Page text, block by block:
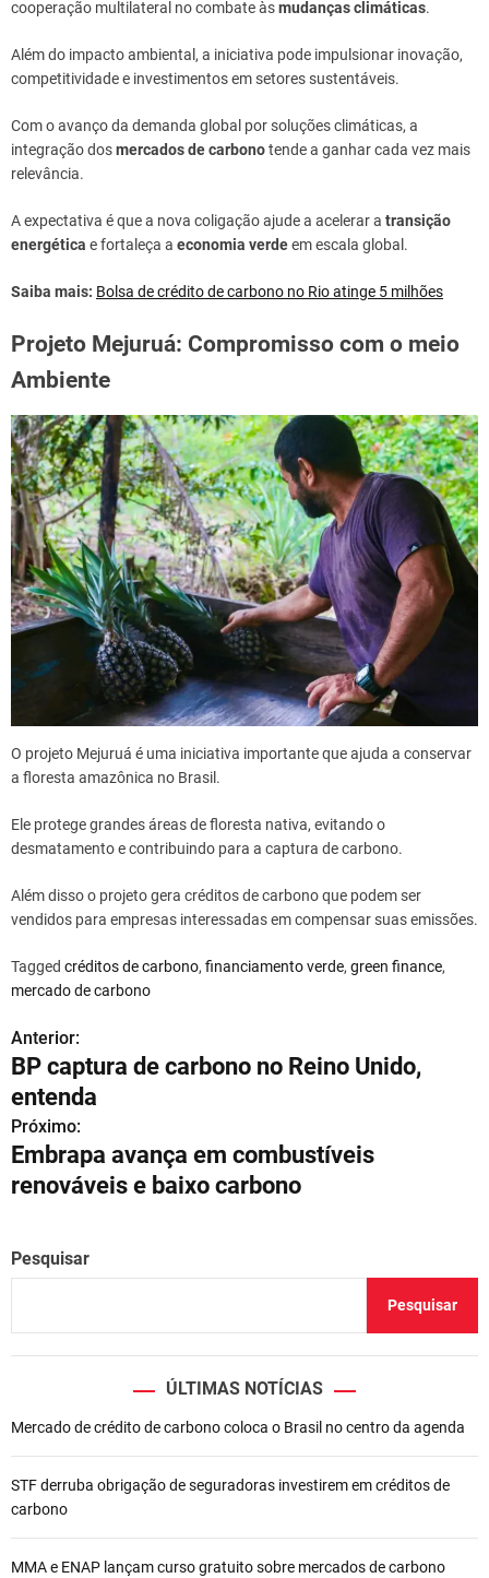
cooperação multilateral no combate àsmudanças climáticas.
Além do impacto ambiental, a iniciativa pode impulsionar inovação,
competitividade e investimentos em setores sustentáveis.
Com o avanço da demanda global por soluções climáticas, a
integração dosmercados de carbonotende a ganhar cada vez mais
relevância.
A expectativa é que a nova coligação ajude a acelerar a transição
energética e fortaleça a economia verdeem escala global.
Saiba mais: Bolsa de crédito de carbono no Rio atinge 5 milhões
Projeto Mejuruá: Compromisso com o meio
Ambiente
O projeto Mejuruá é uma iniciativa importante que ajuda a conservar
a floresta amazônica no Brasil.
Ele protege grandes áreas de floresta nativa, evitando o
desmatamento e contribuindo para a captura de carbono.
Além disso o projeto gera créditos de carbono que podem ser
vendidos para empresas interessadas em compensar suas emissões.
Tagged créditos de carbono, financiamento verde, green finance,
mercado de carbono
N
a
v
e
a
ã
d
e
P
o
Anterior:
BP captura de carbono no Reino Unido,
entenda
Próximo:
Embrapa avança em combustíveis
renováveis e baixo carbono
Pesquisar
Pesquisar
ÚLTIMAS NOTÍCIAS
Mercado de crédito de carbono coloca o Brasil no centro da agenda
STF derruba obrigação de seguradoras investirem em créditos de
carbono
MMA e ENAP lançam curso gratuito sobre mercados de carbono